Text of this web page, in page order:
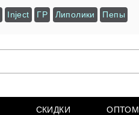
Inject ГР Липолики Пепы
СКИДКИ ОПТОМ